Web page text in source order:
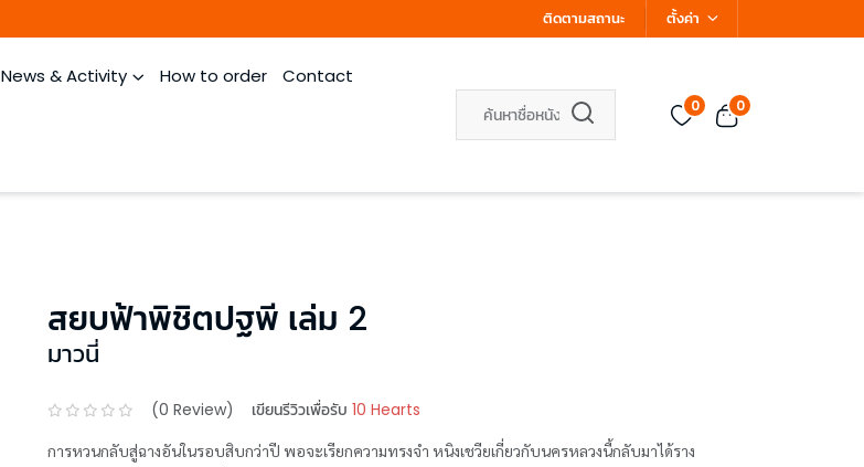
ติดตามสถานะ ตั้งค่า
News & Activity How to order Contact
0 0
สยบฟ้าพิชิตปฐพี เล่ม 2
มาวนี่
(0 Review) เขียนรีวิวเพื่อรับ 10 Hearts
การหวนกลับสู่ฉางอันในรอบสิบกว่าปี พอจะเรียกความทรงจำ หนิงเชวียเกี่ยวกับนครหลวงนี้กลับมาได้ราง